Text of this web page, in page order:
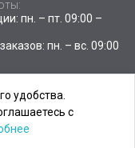
пн. – пт. 09:00 –
пн. – вс. 09:00
ул. Барклая, д. 6,
удобства.
с